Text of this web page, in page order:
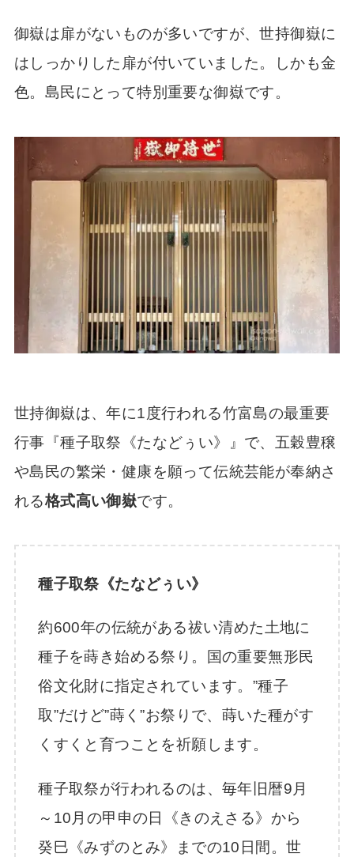
御嶽は扉がないものが多いですが、世持御嶽に
はしっかりした扉が付いていました。しかも金
色。島民にとって特別重要な御嶽です。
世持御嶽は、年に1度行われる竹富島の最重要
行事『種子取祭《たなどぅい》』で、五穀豊穣
や島民の繁栄・健康を願って伝統芸能が奉納さ
れる格式高い御嶽です。
種子取祭《たなどぅい》
約600年の伝統がある祓い清めた土地に
種子を蒔き始める祭り。国の重要無形民
俗文化財に指定されています。”種子
取”だけど”蒔く”お祭りで、蒔いた種がす
くすくと育つことを祈願します。
種子取祭が行われるのは、毎年旧暦9月
～10月の甲申の日《きのえさる》から
癸巳《みずのとみ》までの10日間。世